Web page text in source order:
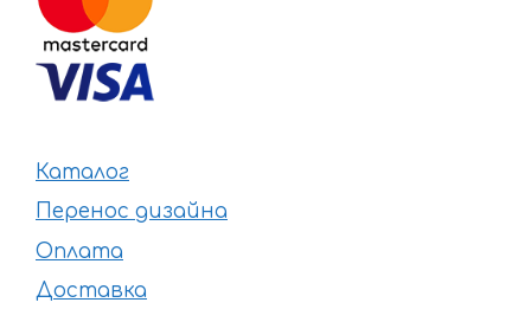
Каталог
Перенос дизайна
Оплата
Доставка